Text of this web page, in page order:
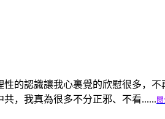
的認識讓我心裏覺的欣慰很多，不
，我真為很多不分正邪、不看......